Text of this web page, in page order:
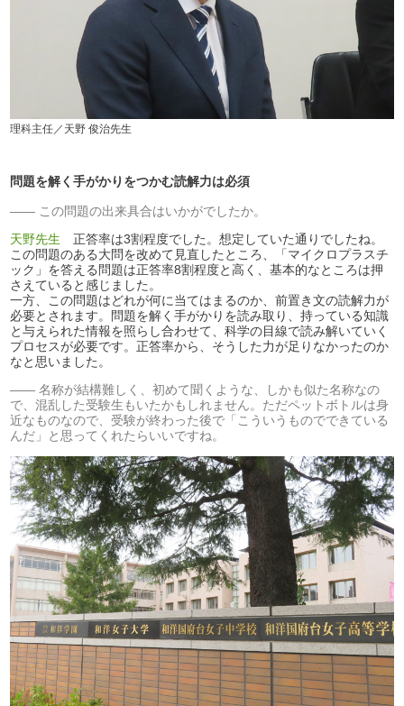
理科主任／天野 俊治先生
問題を解く手がかりをつかむ読解力は必須
この問題の出来具合はいかがでしたか。
天野先生 正答率は3割程度でした。想定していた通りでしたね。
この問題のある大問を改めて見直したところ、「マイクロプラスチ
ック」を答える問題は正答率8割程度と高く、基本的なところは押
さえていると感じました。
一方、この問題はどれが何に当てはまるのか、前置き文の読解力が
必要とされます。問題を解く手がかりを読み取り、持っている知識
と与えられた情報を照らし合わせて、科学の目線で読み解いていく
プロセスが必要です。正答率から、そうした力が足りなかったのか
なと思いました。
名称が結構難しく、初めて聞くような、しかも似た名称なの
で、混乱した受験生もいたかもしれません。ただペットボトルは身
近なものなので、受験が終わった後で「こういうものでできている
んだ」と思ってくれたらいいですね。